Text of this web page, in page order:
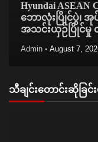
Hyundai ASEAN
ဘောလုံးပြိုင်ပွဲ၊
အသင်းယှဉ်ပြိုင်
Admin August 7,
သီချင်းတောင်းဆိုခြင်း